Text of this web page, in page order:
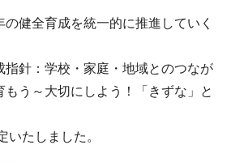
健全育成を統一的に推進していく
指針：学校・家庭・地域とのつなが
もう～大切にしよう！「きずな」と
いたしました。